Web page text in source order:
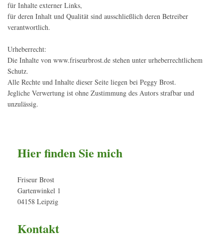
für Inhalte externer Links,
für deren Inhalt und Qualität sind ausschließlich deren Betreiber
verantwortlich.
Urheberrecht:
Die Inhalte von www.friseurbrost.de stehen unter urheberrechtlichem
Schutz.
Alle Rechte und Inhalte dieser Seite liegen bei Peggy Brost.
Jegliche Verwertung ist ohne Zustimmung des Autors strafbar und
unzulässig.
Hier finden Sie mich
Friseur Brost
Gartenwinkel 1
04158 Leipzig
Kontakt